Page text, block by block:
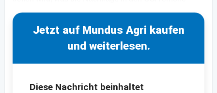
Jetzt auf Mundus Agri kaufen
und weiterlesen.
Diese Nachricht beinhaltet